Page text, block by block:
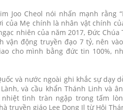
Joo Cheol nói nhấn mạnh rằng
của Mẹ chính là nhân vật chính
nhiên của năm 2017, Đức
vận động truyền đạo 7 tỷ, nên
cho mình bằng đức tin 100%,
và nước ngoài ghi khắc sự dạy
và cầu khẩn Thánh Linh và
tình tràn ngập trong tấm
truyền giáo Lee Dong Il từ Hội